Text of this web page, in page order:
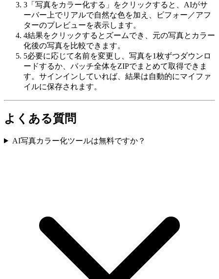
3 「写真をカラー化する」をクリックすると、AIがサ
ーバー上でリアルで自然な色を加え、ビフォー／アフ
ターのプレビューを表示します。
4結果をクリックするとズームでき、元の写真とカラー
化後の写真を比較できます。
5必要に応じて名前を変更し、写真を1枚ずつダウンロ
ードするか、バッチ全体をZIPでまとめて取得できま
す。サインインしていれば、結果は自動的にマイファ
イルに保存されます。
よくある質問
AI写真カラー化ツールは無料ですか？